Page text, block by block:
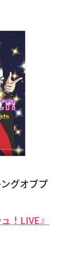
グオブプ
！LIVE』